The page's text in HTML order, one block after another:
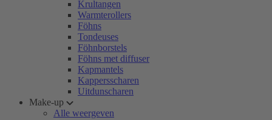
Krultangen
Warmterollers
Föhns
Tondeuses
Föhnborstels
Föhns met diffuser
Kapmantels
Kappersscharen
Uitdunscharen
Make-up
Alle weergeven